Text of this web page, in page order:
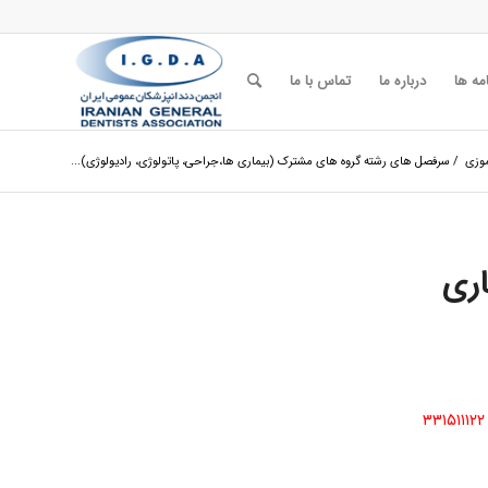
ها درباره ما تماس با ما
/ سرفصل های رشته گروه های مشترک (بیماری ها،جراحی، پاتولوژی، رادیولوژی)...